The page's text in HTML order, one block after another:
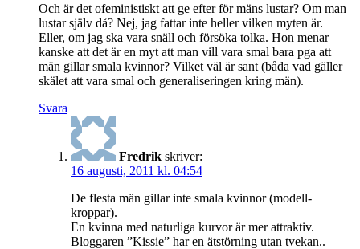
Och är det ofeministiskt att ge efter för mäns lustar? Om man
lustar själv då? Nej, jag fattar inte heller vilken myten är.
Eller, om jag ska vara snäll och försöka tolka. Hon menar
kanske att det är en myt att man vill vara smal bara pga att
män gillar smala kvinnor? Vilket väl är sant (båda vad gäller
skälet att vara smal och generaliseringen kring män).
Svara
Fredrik skriver:
16 augusti, 2011 kl. 04:54
De flesta män gillar inte smala kvinnor (modell-
kroppar).
En kvinna med naturliga kurvor är mer attraktiv.
Bloggaren ”Kissie” har en ätstörning utan tvekan..